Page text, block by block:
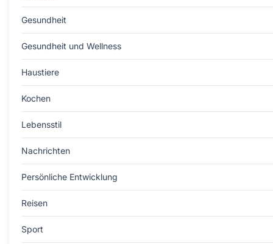
Gesundheit
Gesundheit und Wellness
Haustiere
Kochen
Lebensstil
Nachrichten
Persönliche Entwicklung
Reisen
Sport